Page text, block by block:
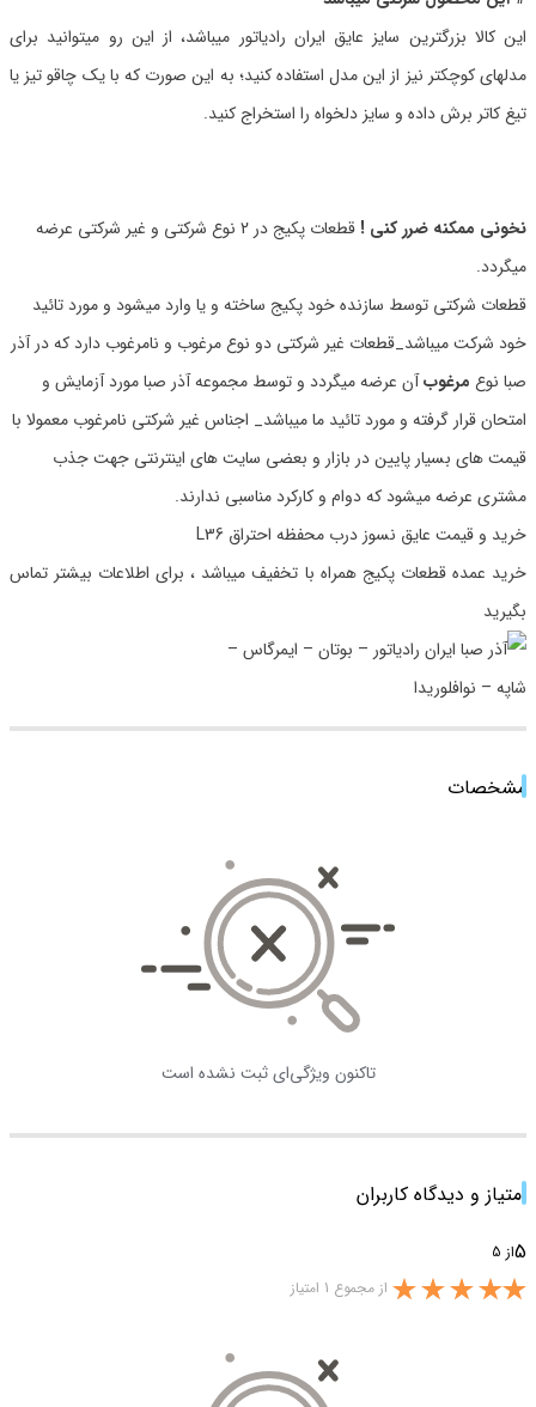
این کالا بزرگترین سایز عایق ایران رادیاتور میباشد، از این رو میتوانید برای
مدلهای کوچکتر نیز از این مدل استفاده کنید؛ به این صورت که با یک چاقو تیز یا
تیغ کاتر برش داده و سایز دلخواه را استخراج کنید.
نخونی ممکنه ضرر کنی !
قطعات پکیج در 2 نوع شرکتی و غیر شرکتی عرضه
میگردد.
قطعات شرکتی توسط سازنده خود پکیج ساخته و یا وارد میشود و مورد تائید
خود شرکت میباشد_قطعات غیر شرکتی دو نوع مرغوب و نامرغوب دارد که در آذر
صبا نوع مرغوبآن عرضه میگردد و توسط مجموعه آذر صبا مورد آزمایش و
امتحان قرار گرفته و مورد تائید ما میباشد_ اجناس غیر شرکتی نامرغوب معمولا با
قیمت های بسیار پایین در بازار و بعضی سایت های اینترنتی جهت جذب
مشتری عرضه میشود که دوام و کارکرد مناسبی ندارند.
خرید و قیمت عایق نسوز درب محفظه احتراق L36
خرید عمده قطعات پکیج همراه با تخفیف میباشد ، برای اطلاعات بیشتر تماس
بگیرید
مشخصات
تاکنون ویژگی‌ای ثبت نشده است
امتیاز و دیدگاه کاربران
5از 5
از مجموع 1 امتیاز